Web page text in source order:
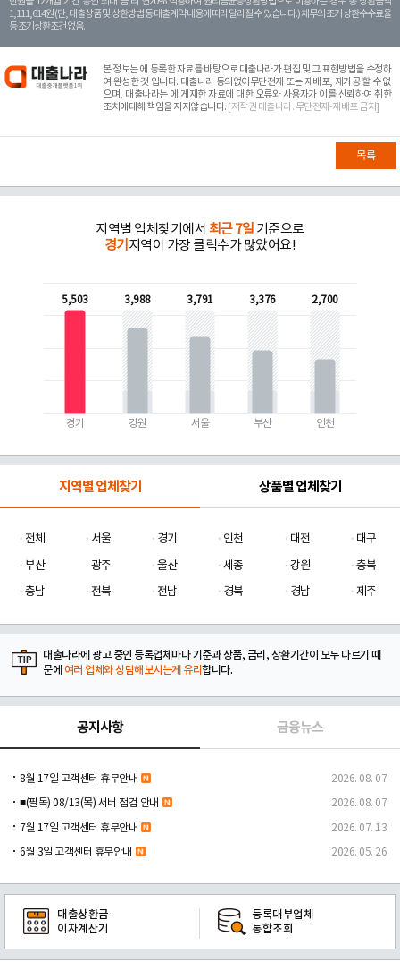
1,111,614원 (단, 대출상품 및 상환방법 등 대출계약 내용에 따라 달라질 수 있습니다.) 채무의 조기 상환수수료율
등 조기상환조건 없음.
본 정보는에 등록한 자료를 바탕으로 대출나라가 편집 및 그 표현방법을 수정하
여 완성한 것 입니다. 대출나라 동의없이무단전재 또는 재배포, 재가공 할 수 없
으며, 대출나라는 에 게재한 자료에 대한 오류와 사용자가 이를 신뢰하여 취한
조치에대해 책임을 지지않습니다. [저작권 대출나라. 무단전재-재배포 금지]
목록
지역별 업체찾기에서 최근 7일 기준으로
경기 지역이 가장 클릭수가 많았어요!
5,503
경기
3,988
강원
3,791
서울
3,376
부산
2,700
인천
지역별 업체찾기 상품별 업체찾기
전체 서울 경기 인천 대전
대구
부산
광주 울산 세종 강원
충북
충남
전북 전남 경북 경남 제주
대출나라에 광고 중인 등록업체마다 기준과 상품, 금리, 상환기간이 모두 다르기 때
문에 여러 업체와 상담해보시는게 유리합니다.
공지사항 금융뉴스
8월 17일 고객센터 휴무안내 2026. 08. 07
■(필독) 08/13(목) 서버 점검 안내 2026. 08. 07
7월 17일 고객센터 휴무안내 2026. 07. 13
6월 3일 고객센터 휴무안내 2026. 05. 26
대출상환금
이자계산기
등록대부업체
통합조회